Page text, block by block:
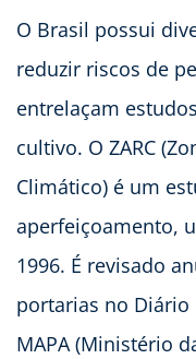
O Brasil possui
reduzir riscos de
entrelaçam
cultivo. O ZARC
Climático) é um
aperfeiçoamento,
1996. É revisado
portarias no
MAPA (Ministério